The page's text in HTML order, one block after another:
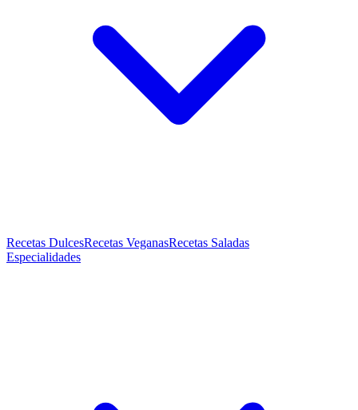
Recetas DulcesRecetas VeganasRecetas Saladas
Especialidades